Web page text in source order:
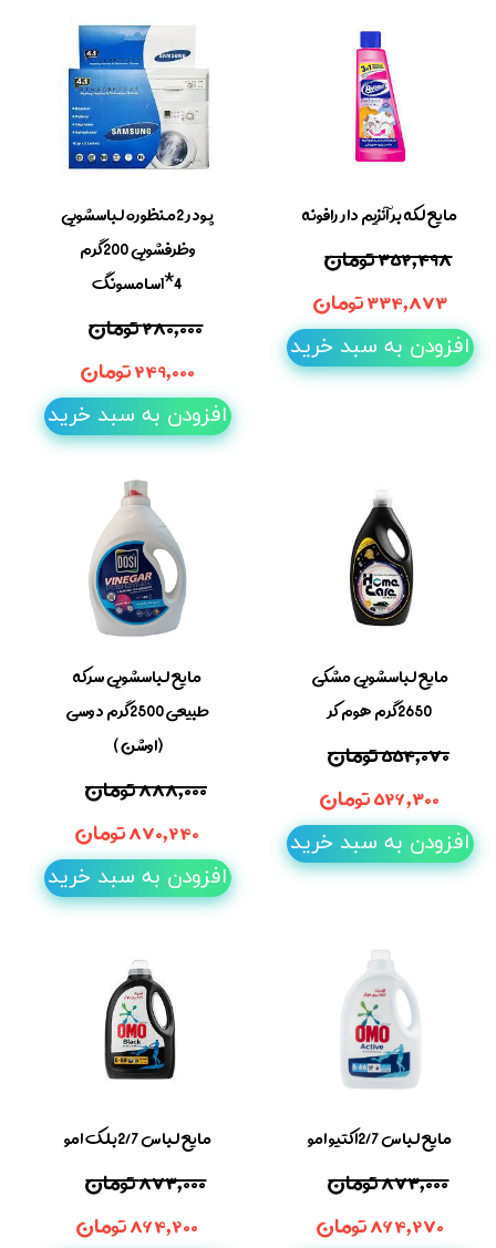
مایع لکه بر آنزیم دار رافونه
۳۵۲,۴۹۸ تومان
۳۳۴,۸۷۳ تومان
افزودن به سبد خرید
پودر 2منظوره لباسشویی
وظرفشویی 200گرم
4*1سامسونگ
۲۸۰,۰۰۰ تومان
۲۴۹,۰۰۰ تومان
افزودن به سبد خرید
مایع لباسشویی مشکی
2650گرم هوم کر
۵۵۴,۰۷۰ تومان
۵۲۶,۳۰۰ تومان
افزودن به سبد خرید
مایع لباسشویی سرکه
طبیعی 2500گرم دوسی
(اوشن )
۸۸۸,۰۰۰ تومان
۸۷۰,۲۴۰ تومان
افزودن به سبد خرید
مایع لباس 2/7اکتیو امو
۸۷۳,۰۰۰ تومان
۸۶۴,۲۷۰ تومان
مایع لباس 2/7بلک امو
۸۷۳,۰۰۰ تومان
۸۶۴,۲۰۰ تومان